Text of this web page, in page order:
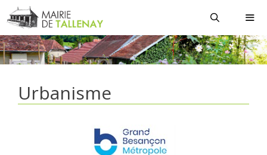
Aller
au
contenu
Urbanisme